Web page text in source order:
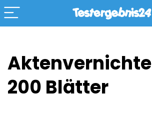
200 Blätter